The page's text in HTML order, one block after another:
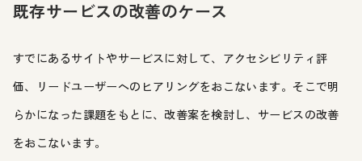
既存サービスの改善のケース
すでにあるサイトやサービスに対して、アクセシビリティ評
価、リードユーザーへのヒアリングをおこないます。そこで明
らかになった課題をもとに、改善案を検討し、サービスの改善
をおこないます。